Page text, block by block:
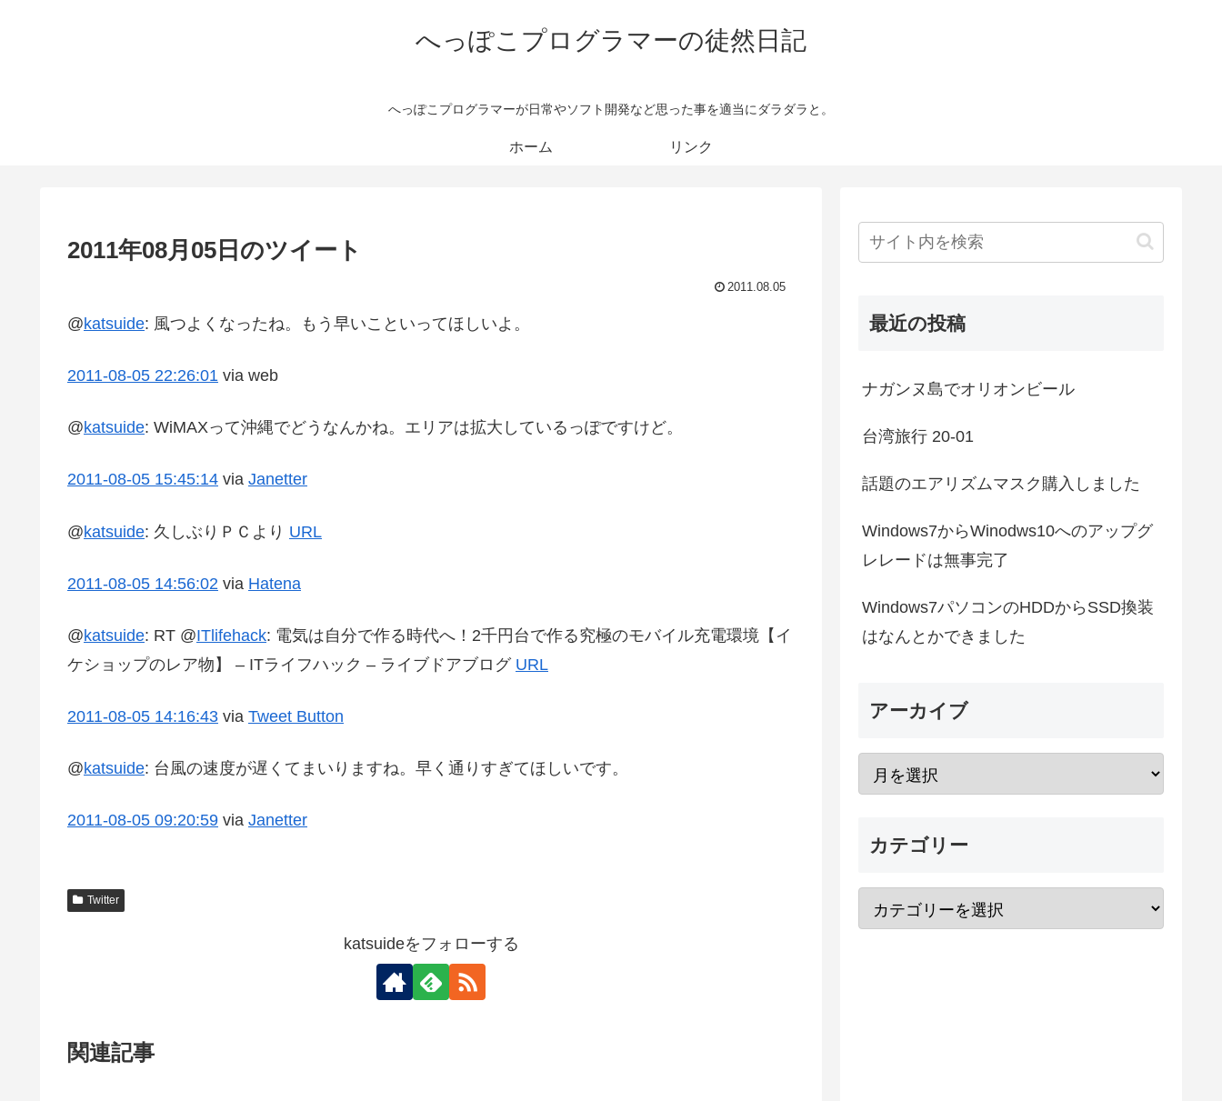
へっぽこプログラマーの徒然日記
へっぽこプログラマーが日常やソフト開発など思った事を適当にダラダラと。
ホーム リンク
2011年08月05日のツイート
2011.08.05
@katsuide: 風つよくなったね。もう早いこといってほしいよ。
2011-08-05 22:26:01 via web
@katsuide: WiMAXって沖縄でどうなんかね。エリアは拡大しているっぽですけど。
2011-08-05 15:45:14 via Janetter
@katsuide: 久しぶりＰＣより URL
2011-08-05 14:56:02 via Hatena
@katsuide: RT @ITlifehack: 電気は自分で作る時代へ！2千円台で作る究極のモバイル充電環境【イ
ケショップのレア物】 – ITライフハック – ライブドアブログ URL
2011-08-05 14:16:43 via Tweet Button
@katsuide: 台風の速度が遅くてまいりますね。早く通りすぎてほしいです。
2011-08-05 09:20:59 via Janetter
Twitter
katsuideをフォローする
関連記事
最近の投稿
ナガンヌ島でオリオンビール
台湾旅行 20-01
話題のエアリズムマスク購入しました
Windows7からWinodws10へのアップグ
レレードは無事完了
Windows7パソコンのHDDからSSD換装
はなんとかできました
アーカイブ
カテゴリー